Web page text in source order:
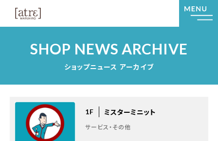
SHOP NEWS ARCHIVE
ショップニュース アーカイブ
1F ミスターミニット
サービス・その他